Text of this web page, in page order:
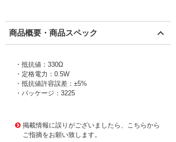
商品概要・商品スペック
・抵抗値：330Ω
・定格電力：0.5W
・抵抗値許容誤差：±5%
・パッケージ：3225
掲載情報に誤りがございましたら、こちらから
ご指摘をお願い致します。